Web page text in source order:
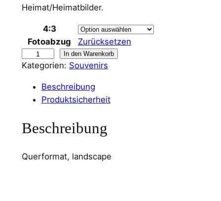
Heimat/Heimatbilder.
4:3
Fotoabzug
Zurücksetzen
a
l
W
In den Warenkorb
Kategorien: Souvenirs
Beschreibung
Produktsicherheit
Beschreibung
Querformat, landscape